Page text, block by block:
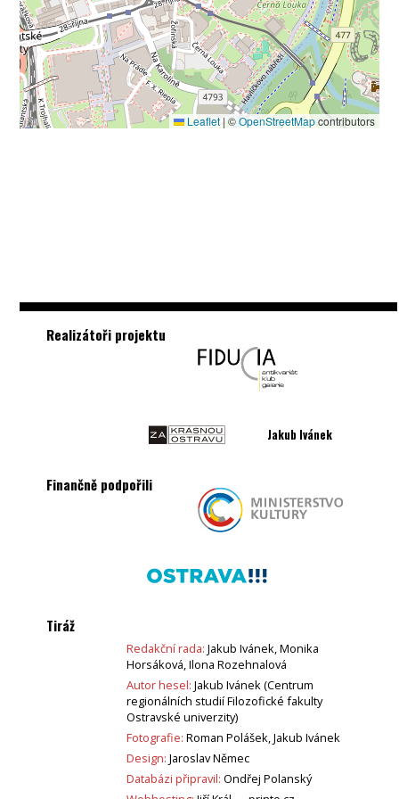
Leaflet| ©OpenStreetMapcontributors
Realizátoři projektu
Jakub Ivánek
Finančně podpořili
Tiráž
Redakční rada: Jakub Ivánek, Monika
Horsáková, Ilona Rozehnalová
Autor hesel: Jakub Ivánek (Centrum
regionálních studií Filozofické fakulty
Ostravské univerzity)
Fotografie: Roman Polášek, Jakub Ivánek
Design: Jaroslav Němec
Databázi připravil: Ondřej Polanský